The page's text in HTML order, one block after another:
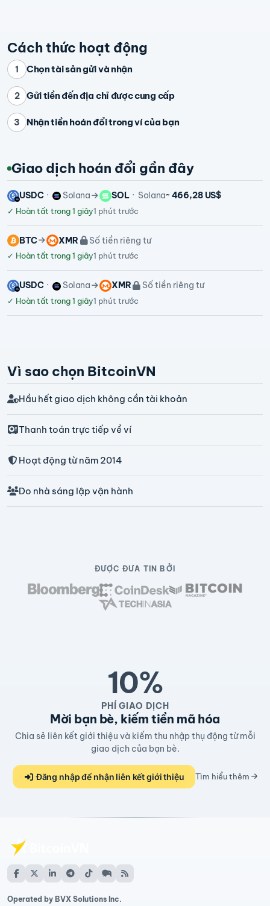
Cách thức hoạt động
1 Chọn tài sản gửi và nhận
2 Gửi tiền đến địa chỉ được cung cấp
3 Nhận tiền hoán đổi trong ví của bạn
Giao dịch hoán đổi gần đây
USDC Solana SOL Solana~ 466,28 US$
✓ Hoàn tất trong 1 giây1 phút trước
BTC XMR Số tiền riêng tư
✓ Hoàn tất trong 1 giây1 phút trước
USDC Solana XMR Số tiền riêng tư
✓ Hoàn tất trong 1 giây1 phút trước
Vì sao chọn BitcoinVN
Hầu hết giao dịch không cần tài khoản
Thanh toán trực tiếp về ví
Hoạt động từ năm 2014
Do nhà sáng lập vận hành
ĐƯỢC ĐƯA TIN BỞI
10%
PHÍ GIAO DỊCH
Mời bạn bè, kiếm tiền mã hóa
Chia sẻ liên kết giới thiệu và kiếm thu nhập thụ động từ mỗi
giao dịch của bạn bè.
Đăng nhập để nhận liên kết giới thiệu Tìm hiểu thêm
Operated by BVX Solutions Inc.